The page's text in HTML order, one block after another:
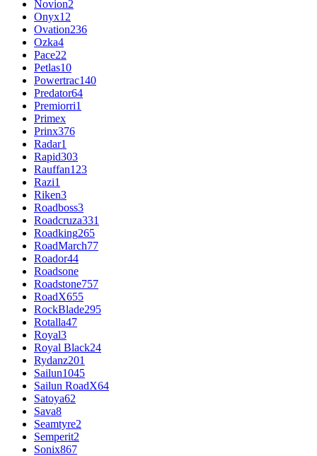
Novion2
Onyx12
Ovation236
Ozka4
Pace22
Petlas10
Powertrac140
Predator64
Premiorri1
Primex
Prinx376
Radar1
Rapid303
Rauffan123
Razi1
Riken3
Roadboss3
Roadcruza331
Roadking265
RoadMarch77
Roador44
Roadsone
Roadstone757
RoadX655
RockBlade295
Rotalla47
Royal3
Royal Black24
Rydanz201
Sailun1045
Sailun RoadX64
Satoya62
Sava8
Seamtyre2
Semperit2
Sonix867